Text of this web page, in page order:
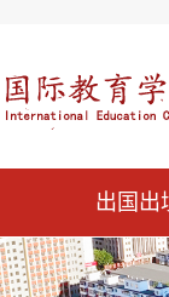
出国出